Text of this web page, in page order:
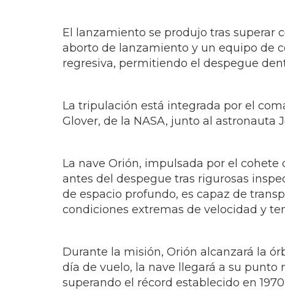
El lanzamiento se produjo tras superar
aborto de lanzamiento y un equipo de
regresiva, permitiendo el despegue
La tripulación está integrada por el
Glover, de la NASA, junto al astronauta
La nave Orión, impulsada por el
antes del despegue tras rigurosas
de espacio profundo, es capaz de
condiciones extremas de velocidad y
Durante la misión, Orión alcanzará la
día de vuelo, la nave llegará a su
superando el récord establecido en